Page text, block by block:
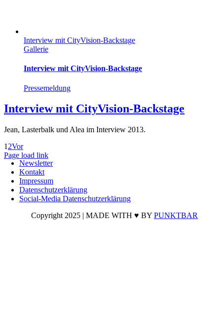
Interview mit CityVision-Backstage
Gallerie
Interview mit CityVision-Backstage
Pressemeldung
Interview mit CityVision-Backstage
Jean, Lasterbalk und Alea im Interview 2013.
1 2Vor
Newsletter
Kontakt
Impressum
Datenschutzerklärung
Social-Media Datenschutzerklärung
Copyright 2025 | MADE WITH ♥ BY PUNKTBAR
Page load link
Nach
oben